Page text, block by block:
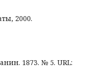
2000.
1873. № 5. URL: